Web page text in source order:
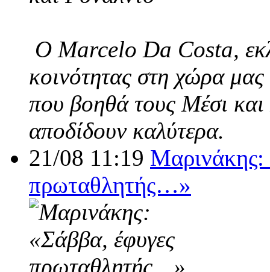
Ο Marcelo Da Costa,
κοινότητας στη χώρα
που βοηθά τους Μέσι και
αποδίδουν καλύτερα.
21/08 11:19 Μαρινάκης:
πρωταθλητής…»